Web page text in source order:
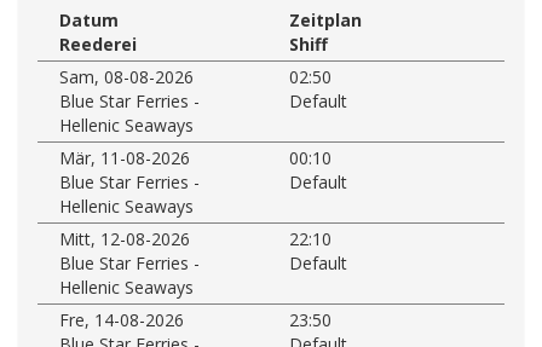
Datum
Zeitplan
Reederei
Shiff
Sam, 08-08-2026
02:50
Blue Star Ferries -
Hellenic Seaways
Default
Mär, 11-08-2026
00:10
Blue Star Ferries -
Hellenic Seaways
Default
Mitt, 12-08-2026
22:10
Blue Star Ferries -
Hellenic Seaways
Default
Fre, 14-08-2026
23:50